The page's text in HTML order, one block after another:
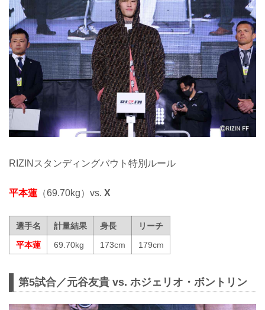
RIZINスタンディングバウト特別ルール
平本蓮 （69.70kg）vs. X
選手名 計量結果 身長
リーチ
平本蓮
69.70kg 173cm 179cm
第5試合／元谷友貴 vs. ホジェリオ・ボントリン